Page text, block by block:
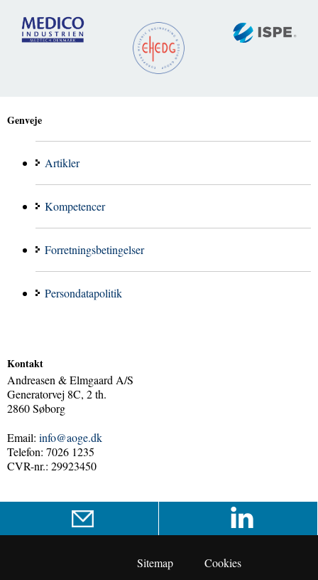
Genveje
Artikler
Kompetencer
Forretningsbetingelser
Persondatapolitik
Kontakt
Andreasen & Elmgaard A/S
Generatorvej 8C, 2 th.
2860 Søborg
Email: info@aoge.dk
Telefon: 7026 1235
CVR-nr.: 29923450
Sitemap Cookies